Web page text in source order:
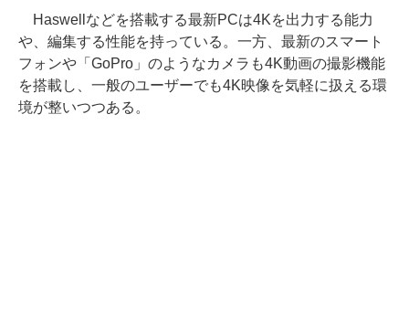
Haswellなどを搭載する最新PCは4Kを出力する能力
や、編集する性能を持っている。一方、最新のスマート
フォンや「GoPro」のようなカメラも4K動画の撮影機能
を搭載し、一般のユーザーでも4K映像を気軽に扱える環
境が整いつつある。